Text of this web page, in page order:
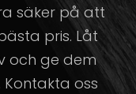
säker på att
pris. Låt
och ge dem
oss